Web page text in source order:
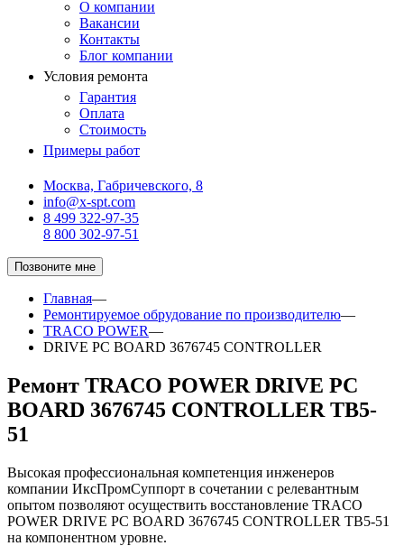
О компании
Вакансии
Контакты
Блог компании
Условия ремонта
Гарантия
Оплата
Стоимость
Примеры работ
Москва, Габричевского, 8
info@x-spt.com
8 499 322-97-35
8 800 302-97-51
Позвоните мне
Главная—
Ремонтируемое обрудование по производителю—
TRACO POWER—
DRIVE PC BOARD 3676745 CONTROLLER
Ремонт TRACO POWER DRIVE PC
BOARD 3676745 CONTROLLER TB5-
51
Высокая профессиональная компетенция инженеров
компании ИксПромСуппорт в сочетании с релевантным
опытом позволяют осуществить восстановление TRACO
POWER DRIVE PC BOARD 3676745 CONTROLLER TB5-51
на компонентном уровне.